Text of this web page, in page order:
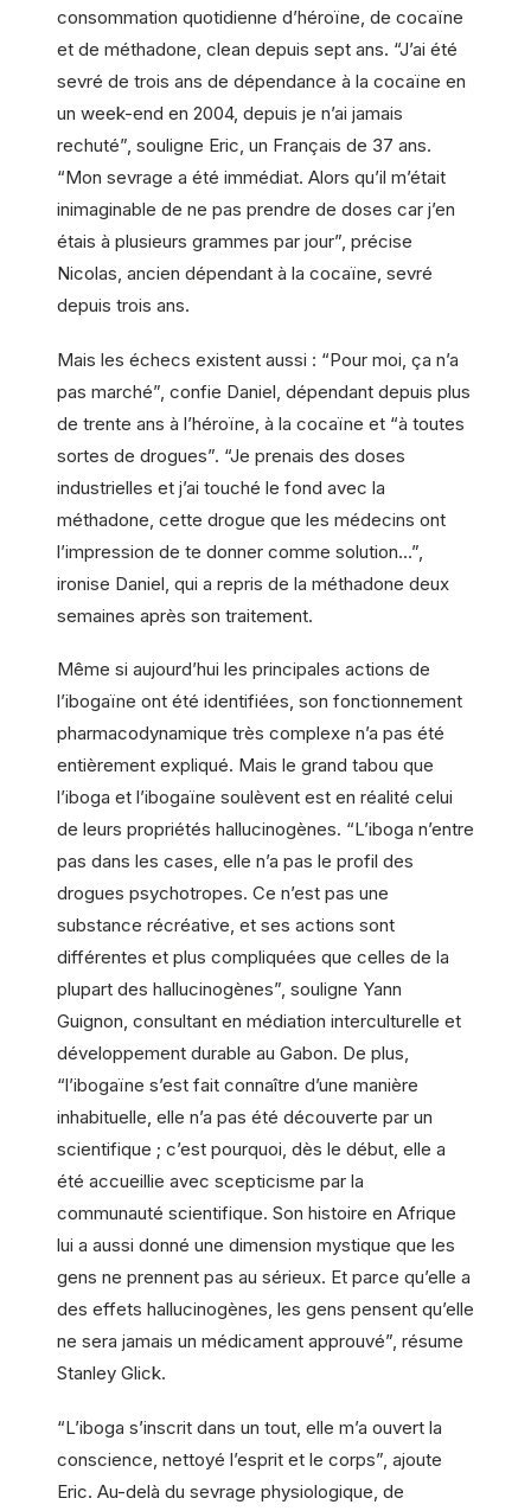
consommation quotidienne d’héroïne, de cocaïne
et de méthadone, clean depuis sept ans. “J’ai été
sevré de trois ans de dépendance à la cocaïne en
un week-end en 2004, depuis je n’ai jamais
rechuté”, souligne Eric, un Français de 37 ans.
“Mon sevrage a été immédiat. Alors qu’il m’était
inimaginable de ne pas prendre de doses car j’en
étais à plusieurs grammes par jour”, précise
Nicolas, ancien dépendant à la cocaïne, sevré
depuis trois ans.
Mais les échecs existent aussi : “Pour moi, ça n’a
pas marché”, confie Daniel, dépendant depuis plus
de trente ans à l’héroïne, à la cocaïne et “à toutes
sortes de drogues”. “Je prenais des doses
industrielles et j’ai touché le fond avec la
méthadone, cette drogue que les médecins ont
l’impression de te donner comme solution…”,
ironise Daniel, qui a repris de la méthadone deux
semaines après son traitement.
Même si aujourd’hui les principales actions de
l’ibogaïne ont été identifiées, son fonctionnement
pharmacodynamique très complexe n’a pas été
entièrement expliqué. Mais le grand tabou que
l’iboga et l’ibogaïne soulèvent est en réalité celui
de leurs propriétés hallucinogènes. “L’iboga n’entre
pas dans les cases, elle n’a pas le profil des
drogues psychotropes. Ce n’est pas une
substance récréative, et ses actions sont
différentes et plus compliquées que celles de la
plupart des hallucinogènes”, souligne Yann
Guignon, consultant en médiation interculturelle et
développement durable au Gabon. De plus,
“l’ibogaïne s’est fait connaître d’une manière
inhabituelle, elle n’a pas été découverte par un
scientifique ; c’est pourquoi, dès le début, elle a
été accueillie avec scepticisme par la
communauté scientifique. Son histoire en Afrique
lui a aussi donné une dimension mystique que les
gens ne prennent pas au sérieux. Et parce qu’elle a
des effets hallucinogènes, les gens pensent qu’elle
ne sera jamais un médicament approuvé”, résume
Stanley Glick.
“L’iboga s’inscrit dans un tout, elle m’a ouvert la
conscience, nettoyé l’esprit et le corps”, ajoute
Eric. Au-delà du sevrage physiologique, de